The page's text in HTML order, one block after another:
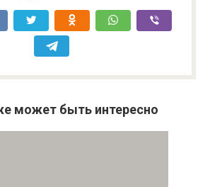
может быть интересно